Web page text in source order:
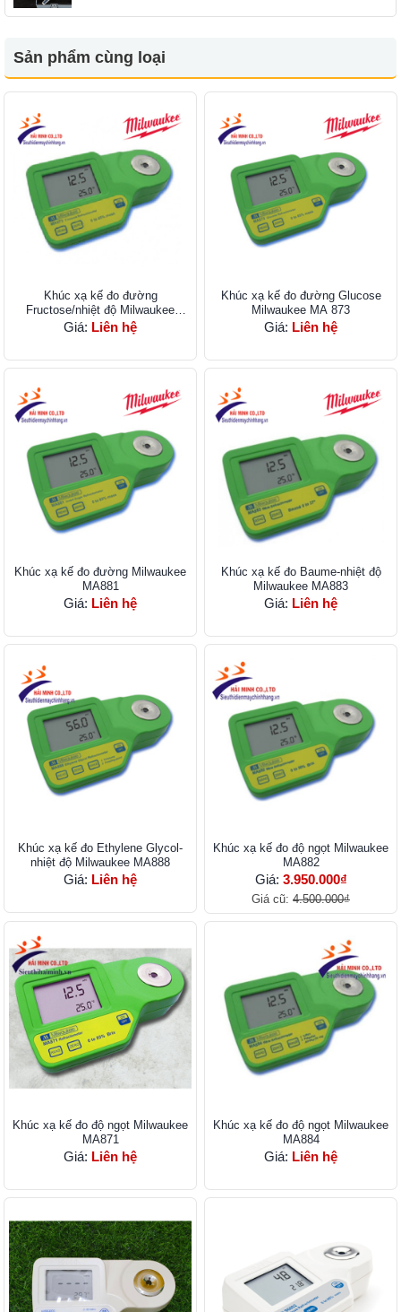
Sản phẩm cùng loại
Khúc xạ kế đo đường
Fructose/nhiệt độ Milwaukee
MA872
Giá: Liên hệ
Khúc xạ kế đo đường Glucose
Milwaukee MA 873
Giá: Liên hệ
Khúc xạ kế đo đường Milwaukee
MA881
Giá: Liên hệ
Khúc xạ kế đo Baume-nhiệt độ
Milwaukee MA883
Giá: Liên hệ
Khúc xạ kế đo Ethylene Glycol-
nhiệt độ Milwaukee MA888
Giá: Liên hệ
Khúc xạ kế đo độ ngọt Milwaukee
MA882
Giá: 3.950.000₫
Giá cũ: 4.500.000₫
Khúc xạ kế đo độ ngọt Milwaukee
MA871
Giá: Liên hệ
Khúc xạ kế đo độ ngọt Milwaukee
MA884
Giá: Liên hệ